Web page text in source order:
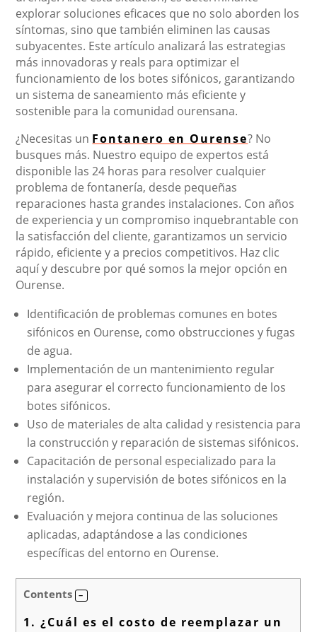
explorar soluciones eficaces que no solo aborden los
síntomas, sino que también eliminen las causas
subyacentes. Este artículo analizará las estrategias
más innovadoras y reals para optimizar el
funcionamiento de los botes sifónicos, garantizando
un sistema de saneamiento más eficiente y
sostenible para la comunidad ourensana.
¿Necesitas un Fontanero en Ourense? No
busques más. Nuestro equipo de expertos está
disponible las 24 horas para resolver cualquier
problema de fontanería, desde pequeñas
reparaciones hasta grandes instalaciones. Con años
de experiencia y un compromiso inquebrantable con
la satisfacción del cliente, garantizamos un servicio
rápido, eficiente y a precios competitivos. Haz clic
aquí y descubre por qué somos la mejor opción en
Ourense.
Identificación de problemas comunes en botes
sifónicos en Ourense, como obstrucciones y fugas
de agua.
Implementación de un mantenimiento regular
para asegurar el correcto funcionamiento de los
botes sifónicos.
Uso de materiales de alta calidad y resistencia para
la construcción y reparación de sistemas sifónicos.
Capacitación de personal especializado para la
instalación y supervisión de botes sifónicos en la
región.
Evaluación y mejora continua de las soluciones
aplicadas, adaptándose a las condiciones
específicas del entorno en Ourense.
Contents
1. ¿Cuál es el costo de reemplazar un